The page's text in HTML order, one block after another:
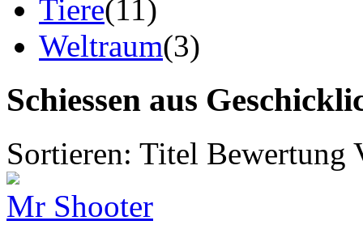
Tiere(11)
Weltraum(3)
Schiessen aus
Sortieren: Titel Bewertung
Mr Shooter